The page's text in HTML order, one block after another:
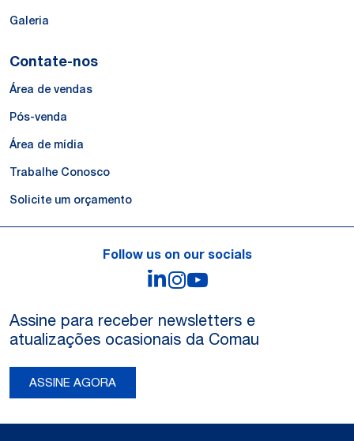
Galeria
Contate-nos
Área de vendas
Pós-venda
Área de mídia
Trabalhe Conosco
Solicite um orçamento
Follow us on our socials
LinkedIn
Instagram
Assine para receber newsletters e
atualizações ocasionais da Comau
ASSINE AGORA